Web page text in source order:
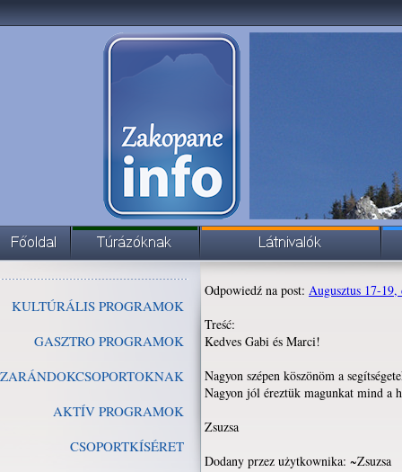
KULTÚRÁLIS PROGRAMOK
GASZTRO PROGRAMOK
ZARÁNDOKCSOPORTOKNAK
AKTÍV PROGRAMOK
CSOPORTKÍSÉRET
Odpowiedź na post: Augusztus 17-19,
Treść:
Kedves Gabi és Marci!
Nagyon szépen köszönöm a
Nagyon jól éreztük magunkat mind a
Zsuzsa
Dodany przez użytkownika: ~Zsuzsa